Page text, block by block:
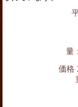
量：
価格